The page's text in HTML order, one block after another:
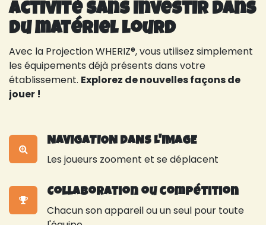
activité sans investir dans
du matériel lourd
Avec la Projection WHERIZ®, vous utilisez simplement
les équipements déjà présents dans votre
établissement. Explorez de nouvelles façons de
jouer !
NAVIGATION DANS L'IMAGE
Les joueurs zooment et se déplacent
Collaboration ou compétition
Chacun son appareil ou un seul pour toute